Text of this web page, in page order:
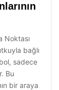
Noktası
bağlı
sadece
Bu
bir araya